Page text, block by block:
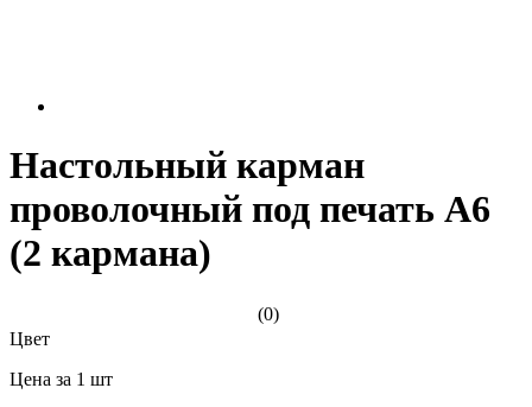
Настольный карман
проволочный под печать А6
(2 кармана)
(0)
Цвет
Цена за 1 шт